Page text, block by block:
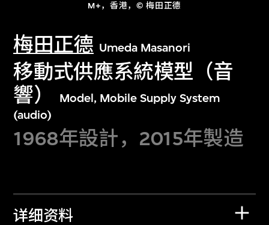
M+，香港，© 梅田正德
梅田正德 Umeda Masanori
移動式供應系統模型（音
響）
Model, Mobile Supply System
(audio)
1968年設計，2015年製造
详细资料